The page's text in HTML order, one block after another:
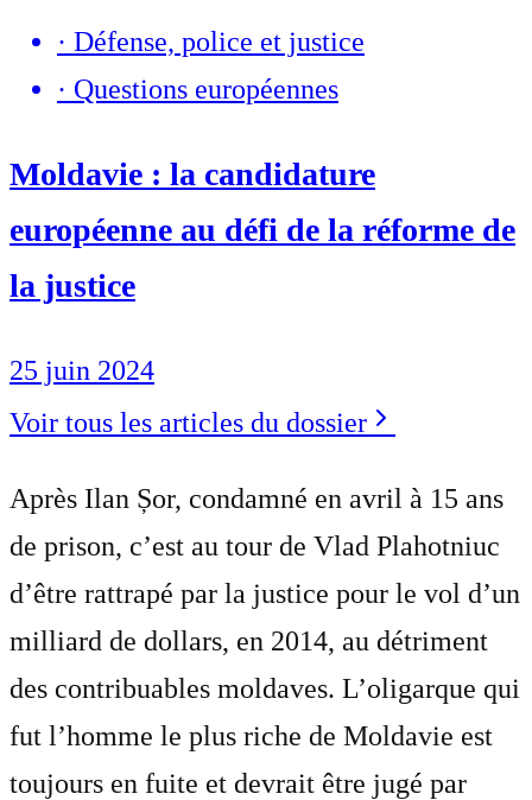
· Défense, police et justice
· Questions européennes
Moldavie : la candidature
européenne au défi de la réforme de
la justice
25 juin 2024
Voir tous les articles du dossier
Après Ilan Șor, condamné en avril à 15 ans
de prison, c’est au tour de Vlad Plahotniuc
d’être rattrapé par la justice pour le vol d’un
milliard de dollars, en 2014, au détriment
des contribuables moldaves. L’oligarque qui
fut l’homme le plus riche de Moldavie est
toujours en fuite et devrait être jugé par